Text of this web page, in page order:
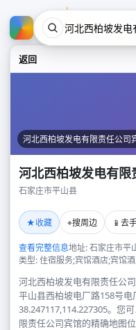
返回
河北西柏坡发电有限责任公司
河北西柏坡发电有限
石家庄市平山县
★收藏 ⌖搜周边 📱 去
查看完整信息地址: 石家庄市平
类型: 住宿服务;宾馆酒店;宾馆
河北西柏坡发电有限责任公
平山县西柏坡电厂路158号电
38.247117,114.227305。您
限责任公司宾馆的精确地图